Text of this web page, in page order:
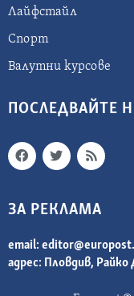
Лайфстайл
Спорт
Валутни курсове
ПОСЛЕДВАЙТЕ
ЗА РЕКЛАМА
email:
адрес: Пловдив, Райко